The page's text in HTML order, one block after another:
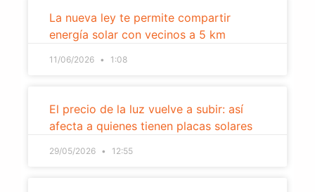
La nueva ley te permite compartir
energía solar con vecinos a 5 km
11/06/2026 1:08
El precio de la luz vuelve a subir: así
afecta a quienes tienen placas solares
29/05/2026 12:55